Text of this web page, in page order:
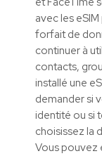
avec les
forfait de
continuer à
contacts,
installé une
demander si
identité ou si
choisissez la
Vous pouvez